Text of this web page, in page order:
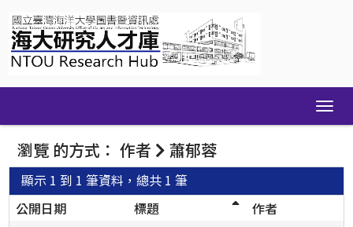
navigation
瀏覽 的方式： 作者 蕭郁蓉
顯示 1 到 1 筆資料，總共 1 筆
公開日期
標題
作者